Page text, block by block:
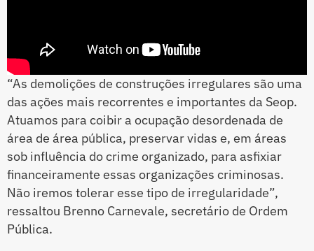
“As demolições de construções irregulares são uma
das ações mais recorrentes e importantes da Seop.
Atuamos para coibir a ocupação desordenada de
área de área pública, preservar vidas e, em áreas
sob influência do crime organizado, para asfixiar
financeiramente essas organizações criminosas.
Não iremos tolerar esse tipo de irregularidade”,
ressaltou Brenno Carnevale, secretário de Ordem
Pública.